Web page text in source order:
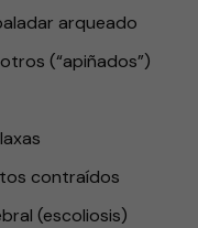
arqueado
(“apiñados”)
contraídos
(escoliosis)